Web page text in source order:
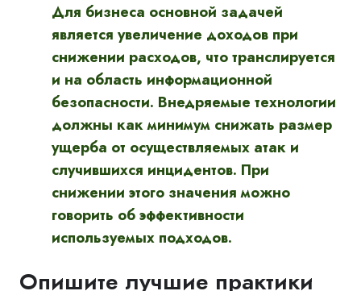
Для бизнеса основной задачей
является увеличение доходов при
снижении расходов, что транслируется
и на область информационной
безопасности. Внедряемые технологии
должны как минимум снижать размер
ущерба от осуществляемых атак и
случившихся инцидентов. При
снижении этого значения можно
говорить об эффективности
используемых подходов.
Опишите лучшие практики